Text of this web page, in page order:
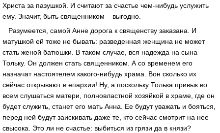
Христа за пазушкой. И считают за счастье чем-нибудь услужить
ему. Значит, быть священником – выгодно.
Разумеется, самой Анне дорога к священству заказана. И
матушкой ей тоже не бывать: разведенная женщина не может
стать женой батюшки. В таком случае, вся надежда на сына
Тольку. Он должен стать священником. А со временем его
назначат настоятелем какого-нибудь храма. Вон сколько их
сейчас открывают в епархии! Ну, а поскольку Толька привык во
всем слушаться матери, полновластной хозяйкой в храме, где он
будет служить, станет его мать Анна. Ее будут уважать и бояться,
перед ней будут заискивать даже те, кто сейчас смотрит на нее
свысока. Это ли не счастье: выбиться из грязи да в князи?